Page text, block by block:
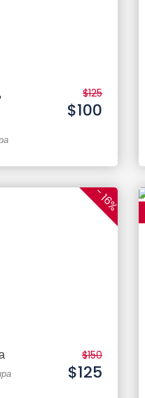
$125
$100
- 16%
$150
$125